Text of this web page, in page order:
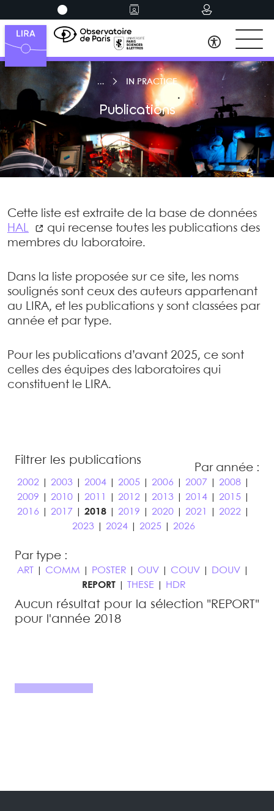
IN PRACTICE
Publications
Cette liste est extraite de la base de données
HAL
qui recense toutes les publications des
membres du laboratoire.
Dans la liste proposée sur ce site, les noms
soulignés sont ceux des auteurs appartenant
au LIRA, et les publications y sont classées par
année et par type.
Pour les publications d’avant 2025, ce sont
celles des équipes des laboratoires qui
constituent le LIRA.
Filtrer les publications
Par année :
2002| 2003| 2004| 2005| 2006 2007 2008|
2009
2010| 2011 2012| 2013| 2014| 2015|
2016
2017 2018| 2019 2020| 2021 2022|
2023| 2024| 2025| 2026
Par type :
ART COMM POSTER OUV COUV DOUV
REPORT| THESE HDR
Aucun résultat pour la sélection "REPORT"
pour l'année 2018